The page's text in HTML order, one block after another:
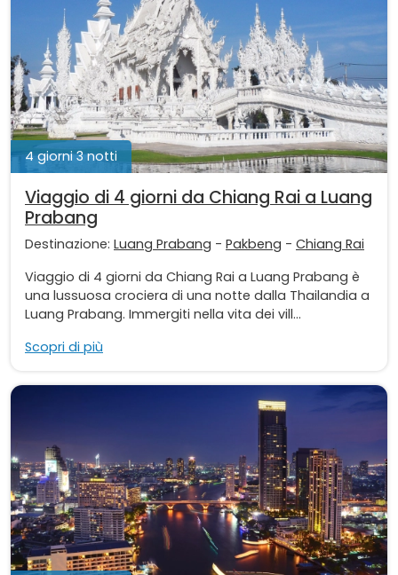
4 giorni 3 notti
Viaggio di 4 giorni da Chiang Rai a Luang
Prabang
Destinazione: Luang Prabang - Pakbeng - Chiang Rai
Viaggio di 4 giorni da Chiang Rai a Luang Prabang è
una lussuosa crociera di una notte dalla Thailandia a
Luang Prabang. Immergiti nella vita dei vill...
Scopri di più